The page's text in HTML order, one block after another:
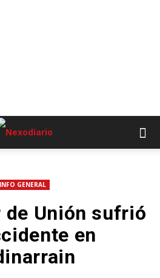
INFO GENERAL
de Unión sufrió
en